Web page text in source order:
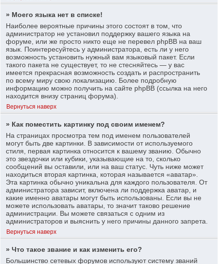
» Моего языка нет в списке!
Наиболее вероятные причины этого состоят в том, что
администратор не установил поддержку вашего языка на
форуме, или же просто никто еще не перевел phpBB на ваш
язык. Поинтересуйтесь у администратора, есть ли у него
возможность установить нужный вам языковый пакет. Если
такого пакета не существует, то не стесняйтесь — у вас
имеется прекрасная возможность создать и распространить
по всему миру свою локализацию. Более подробную
информацию можно получить на сайте phpBB (ссылка на него
находится внизу страниц форума).
Вернуться наверх
» Как поместить картинку под своим именем?
На страницах просмотра тем под именем пользователей
могут быть две картинки. В зависимости от используемого
стиля, первая картинка относится к вашему званию. Обычно
это звездочки или кубики, указывающие на то, сколько
сообщений вы оставили, или на ваш статус. Чуть ниже может
находиться вторая картинка, которая называется «аватар».
Эта картинка обычно уникальна для каждого пользователя. От
администратора зависит, включена ли поддержка аватар, и
какие именно аватары могут быть использованы. Если вы не
можете использовать аватары, то значит таково решение
администрации. Вы можете связаться с одним из
администраторов и выяснить у него причины данного запрета.
Вернуться наверх
» Что такое звание и как изменить его?
Большинство сетевых форумов используют систему званий